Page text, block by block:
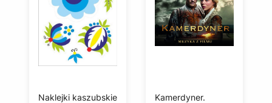
Naklejki kaszubskie
Kamerdyner.